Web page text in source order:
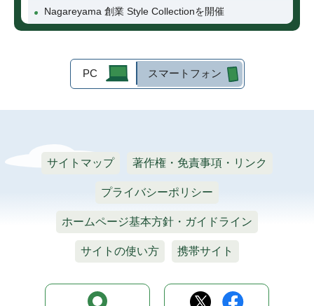
Nagareyama 創業 Style Collectionを開催
PC スマートフォン
サイトマップ 著作権・免責事項・リンク
プライバシーポリシー
ホームページ基本方針・ガイドライン
サイトの使い方 携帯サイト